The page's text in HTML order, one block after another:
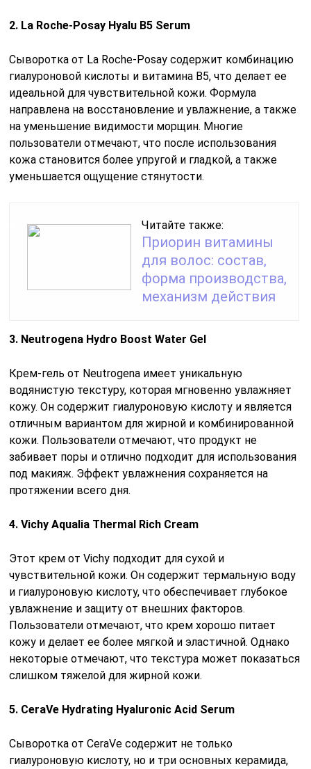
2. La Roche-Posay Hyalu B5 Serum
Сыворотка от La Roche-Posay содержит комбинацию
гиалуроновой кислоты и витамина B5, что делает ее
идеальной для чувствительной кожи. Формула
направлена на восстановление и увлажнение, а также
на уменьшение видимости морщин. Многие
пользователи отмечают, что после использования
кожа становится более упругой и гладкой, а также
уменьшается ощущение стянутости.
Читайте также:
Приорин витамины
для волос: состав,
форма производства,
механизм действия
3. Neutrogena Hydro Boost Water Gel
Крем-гель от Neutrogena имеет уникальную
водянистую текстуру, которая мгновенно увлажняет
кожу. Он содержит гиалуроновую кислоту и является
отличным вариантом для жирной и комбинированной
кожи. Пользователи отмечают, что продукт не
забивает поры и отлично подходит для использования
под макияж. Эффект увлажнения сохраняется на
протяжении всего дня.
4. Vichy Aqualia Thermal Rich Cream
Этот крем от Vichy подходит для сухой и
чувствительной кожи. Он содержит термальную воду
и гиалуроновую кислоту, что обеспечивает глубокое
увлажнение и защиту от внешних факторов.
Пользователи отмечают, что крем хорошо питает
кожу и делает ее более мягкой и эластичной. Однако
некоторые отмечают, что текстура может показаться
слишком тяжелой для жирной кожи.
5. CeraVe Hydrating Hyaluronic Acid Serum
Сыворотка от CeraVe содержит не только
гиалуроновую кислоту, но и три основных керамида,